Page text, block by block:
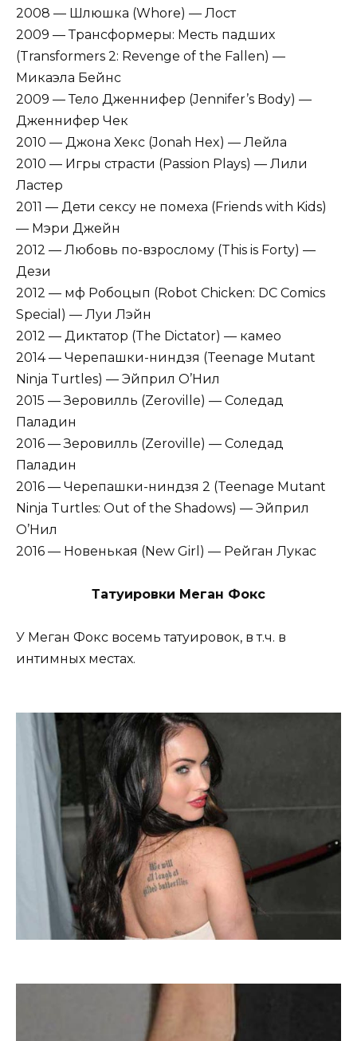
2008 — Шлюшка (Whore) — Лост
2009 — Трансформеры: Месть падших
(Transformers 2: Revenge of the Fallen) —
Микаэла Бейнс
2009 — Тело Дженнифер (Jennifer’s Body) —
Дженнифер Чек
2010 — Джона Хекс (Jonah Hex) — Лейла
2010 — Игры страсти (Passion Plays) — Лили
Ластер
2011 — Дети сексу не помеха (Friends with Kids)
— Мэри Джейн
2012 — Любовь по-взрослому (This is Forty) —
Дези
2012 — мф Робоцып (Robot Chicken: DC Comics
Special) — Луи Лэйн
2012 — Диктатор (The Dictator) — камео
2014 — Черепашки-ниндзя (Teenage Mutant
Ninja Turtles) — Эйприл О’Нил
2015 — Зеровилль (Zeroville) — Соледад
Паладин
2016 — Зеровилль (Zeroville) — Соледад
Паладин
2016 — Черепашки-ниндзя 2 (Teenage Mutant
Ninja Turtles: Out of the Shadows) — Эйприл
О’Нил
2016 — Новенькая (New Girl) — Рейган Лукас
Татуировки Меган Фокс
У Меган Фокс восемь татуировок, в т.ч. в
интимных местах.